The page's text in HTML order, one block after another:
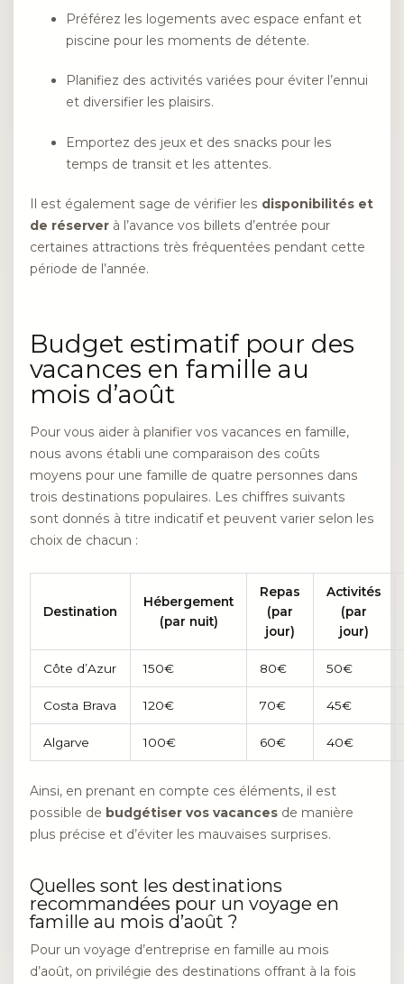
Préférez les logements avec espace enfant et
piscine pour les moments de détente.
Planifiez des activités variées pour éviter l’ennui
et diversifier les plaisirs.
Emportez des jeux et des snacks pour les
temps de transit et les attentes.
Il est également sage de vérifier les disponibilités et
de réserver à l’avance vos billets d’entrée pour
certaines attractions très fréquentées pendant cette
période de l’année.
Budget estimatif pour des
vacances en famille au
mois d’août
Pour vous aider à planifier vos vacances en famille,
nous avons établi une comparaison des coûts
moyens pour une famille de quatre personnes dans
trois destinations populaires. Les chiffres suivants
sont donnés à titre indicatif et peuvent varier selon les
choix de chacun :
Destination
Hébergement
(par nuit)
Repas
(par
jour)
Activités
(par
jour)
Côte d’Azur 150€ 80€ 50€
Costa Brava 120€ 70€ 45€
Algarve 100€ 60€ 40€
Ainsi, en prenant en compte ces éléments, il est
possible de budgétiser vos vacances de manière
plus précise et d’éviter les mauvaises surprises.
Quelles sont les destinations
recommandées pour un voyage en
famille au mois d’août ?
Pour un voyage d’entreprise en famille au mois
d’août, on privilégie des destinations offrant à la fois